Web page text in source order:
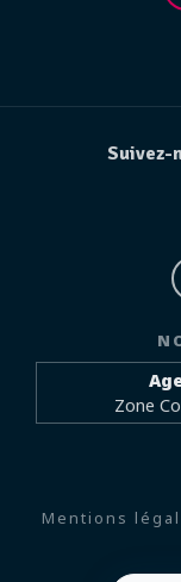
Suivez-
Zone
Mentions